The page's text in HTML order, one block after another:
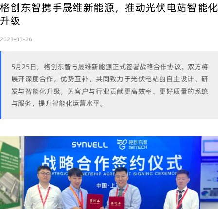
格创东智携手晟维新能源，推动光伏电站智能化
升级
2023-05-26
5月25日，格创东智与晟维新能源正式签署战略合作协议。双方将
展开深度合作，优势互补，共同致力于光伏电站的自主设计、研
发与智能化升级，为客户与行业贡献更高效率、更好质量的系统
与服务，提升智能化运营水平。